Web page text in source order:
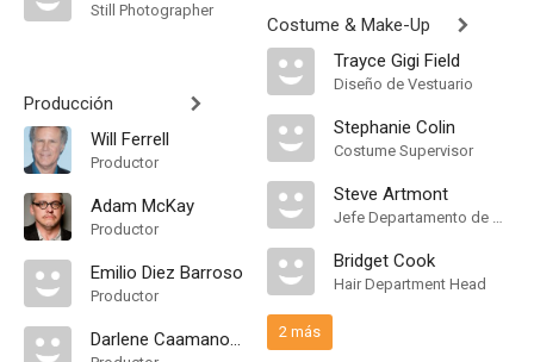
Still Photographer
Producción
Will Ferrell
Productor
Adam McKay
Productor
Emilio Diez Barroso
Productor
Darlene Caamano Loquet
Costume & Make-Up
Trayce Gigi Field
Diseño de Vestuario
Stephanie Colin
Costume Supervisor
Steve Artmont
Jefe Departamento de Maquillaje
Bridget Cook
Hair Department Head
2 más